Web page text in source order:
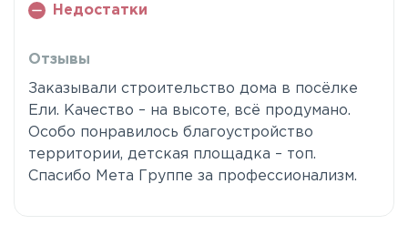
Недостатки
Отзывы
Заказывали строительство дома в посёлке
Ели. Качество – на высоте, всё продумано.
Особо понравилось благоустройство
территории, детская площадка – топ.
Спасибо Мета Группе за профессионализм.